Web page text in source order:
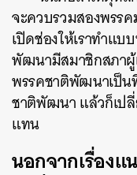
จะควบรวมสองพรร
เปิดช่องให้เราทำแ
พัฒนามีสมาชิกสภาผู้
พรรคชาติพัฒนาเป็น
ชาติพัฒนา แล้วก็เปลี่
แทน
นอกจากเรื่องแ